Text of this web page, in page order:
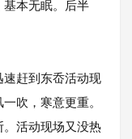
本无眠。后半
赶到东岙活动现
吹，寒意更重。
活动现场又没热